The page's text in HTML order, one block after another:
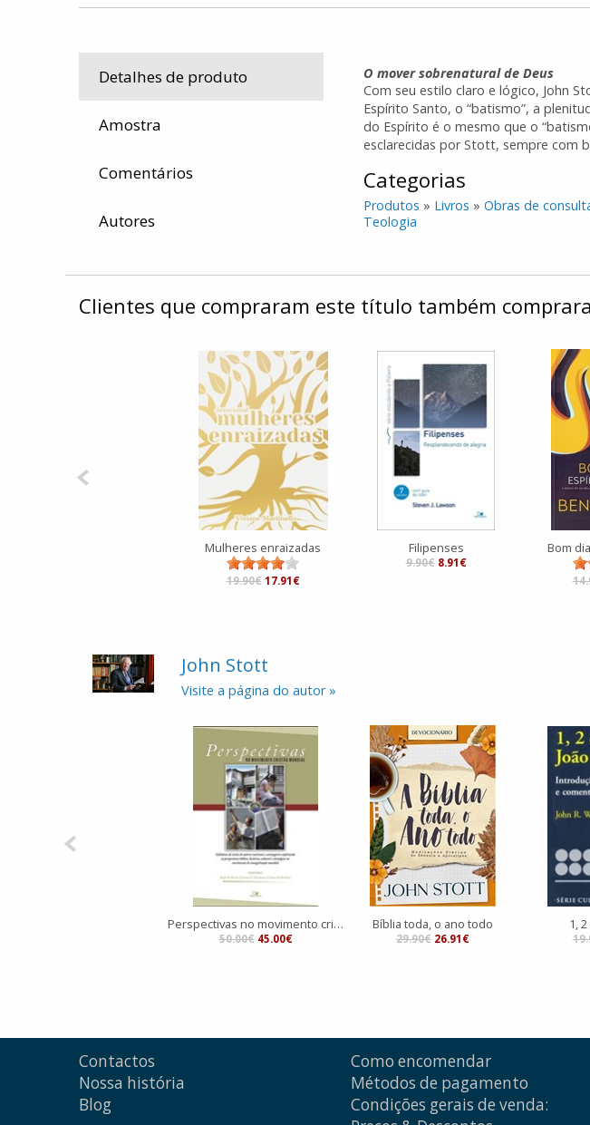
Detalhes de produto
Amostra
Comentários
Autores
O mover sobrenatural de Deus
Com seu estilo claro e lógico, John
Espírito Santo, o “batismo”, a
do Espírito é o mesmo que o
esclarecidas por Stott, sempre com
Categorias
Produtos » Livros »Obras de
Teologia
Clientes que compraram este título também
Mulheres enraizadas
19.90€ 17.91€
Filipenses
9.90€ 8.91€
Bom
John Stott
Visite a página do autor »
Perspectivas no movimento cristão mundial
50.00€ 45.00€
Bíblia toda, o ano todo
29.90€ 26.91€
1,
Contactos
Nossa história
Blog
Como encomendar
Métodos de pagamento
Condições gerais de venda: